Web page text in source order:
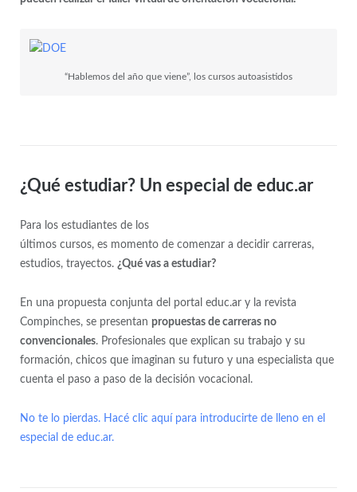
“Hablemos del año que viene”, los cursos autoasistidos
Continue
¿Qué estudiar? Un especial de educ.ar
Para los estudiantes de los
últimos cursos, es momento de comenzar a decidir carreras,
estudios, trayectos. ¿Qué vas a estudiar?
En una propuesta conjunta del portal educ.ar y la revista
Compinches, se presentan propuestas de carreras no
convencionales. Profesionales que explican su trabajo y su
formación, chicos que imaginan su futuro y una especialista que
cuenta el paso a paso de la decisión vocacional.
No te lo pierdas. Hacé clic aquí para introducirte de lleno en el
especial de educ.ar.